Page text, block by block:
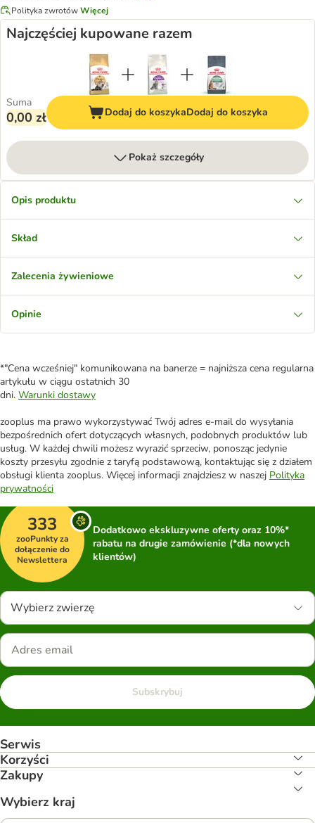
Polityka zwrotówWięcej
Najczęściej kupowane razem
Suma
0,00 zł Dodaj do koszykaDodaj do koszyka
Pokaż szczegóły
Opis produktu
Skład
Zalecenia żywieniowe
Opinie
*"Cena wcześniej" komunikowana na banerze = najniższa cena regularna
artykułu w ciągu ostatnich 30
dni. Warunki dostawy
zooplus ma prawo wykorzystywać Twój adres e-mail do wysyłania
bezpośrednich ofert dotyczących własnych, podobnych produktów lub
usług. W każdej chwili możesz wyrazić sprzeciw, ponosząc jedynie
koszty przesyłu zgodnie z taryfą podstawową, kontaktując się z działem
obsługi klienta zooplus. Więcej informacji znajdziesz w naszej Polityka
prywatności
333
zooPunkty za
dołączenie do
Newslettera
Dodatkowo ekskluzywne oferty oraz 10%*
rabatu na drugie zamówienie (*dla nowych
klientów)
Wybierz zwierzę
Subskrybuj
Serwis
Korzyści
Zakupy
Wybierz kraj